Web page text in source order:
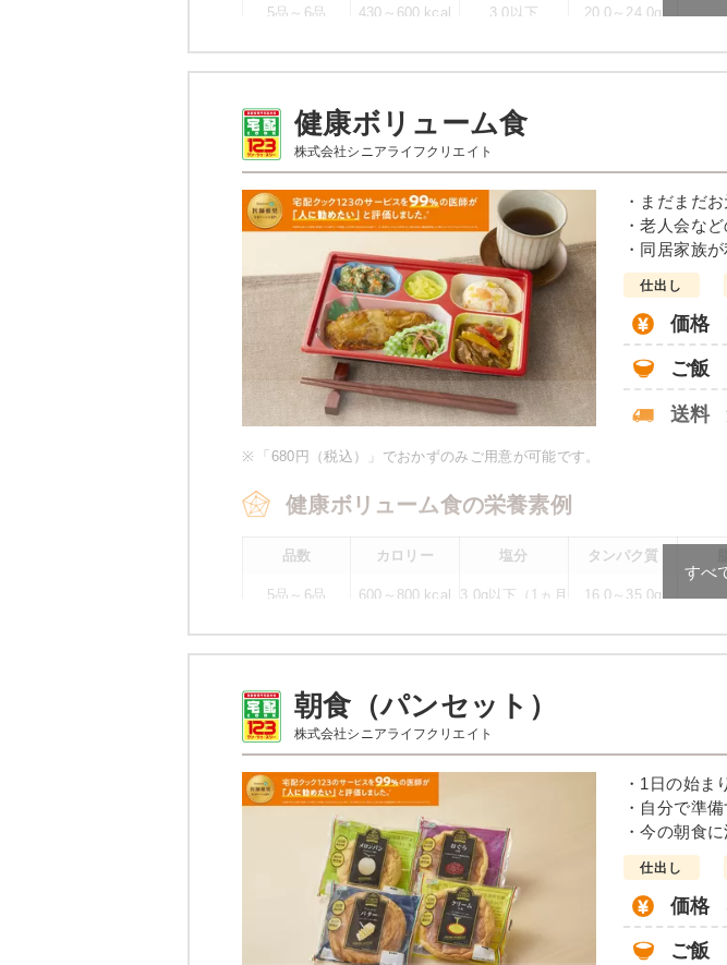
5品～6品 430～600 kcal 3.0以下 20.0～24.0g
幸たんぱく食のメニュー例
ハンバーグ（トマトソース）
いんげんのピーナッツ和え
野菜とウインナーの炒め物
桜でんぶ
ブロッコリーと海老のサラダ
栄養素
エネルギー：589Kcal、たんぱく質20.2g、脂質：17.7g、炭水化
物：83.4g、ナトリウム：895mg、食塩相当量2.3g
※メニューの補足
※ご飯セットの栄養素です。お弁当献立の一例とその栄養価の
い。
健康ボリューム食
株式会社シニアライフクリエイト
・まだまだ
・老人会な
・同居家族
仕出し
価格
ご飯
送料
※ 「680円（税込）」でおかずのみご用意が可能です。
健康ボリューム食の栄養素例
品数 カロリー 塩分 タンパク質
5品～6品 600～800 kcal
3.0g以下（1ヵ月
16.0～35.0g
健康ボリューム食のメニュー例
カレイの唐揚げ
ブロッコリーのカニカマあんかけ
牛肉のオイスターソース
ポテトサラダ
刻みたくあん
オクラの胡麻和え
すべ
朝食（パンセット）
株式会社シニアライフクリエイト
・1日の始ま
・自分で準
・今の朝食
仕出し
価格
ご飯